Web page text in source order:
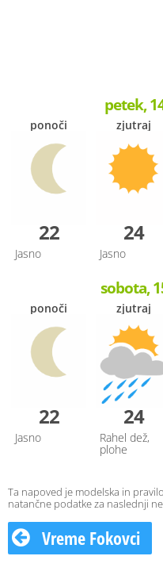
petek,
ponoči
22
Jasno
zjutraj
24
Jasno
sobota,
ponoči
22
Jasno
zjutraj
24
Rahel dež,
plohe
Ta napoved je modelska in
natančne podatke za naslednji
Vreme Fokovci